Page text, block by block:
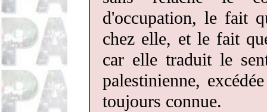
d'occupation, le fait
chez elle, et le fait
car elle traduit le
palestinienne,
toujours connue.